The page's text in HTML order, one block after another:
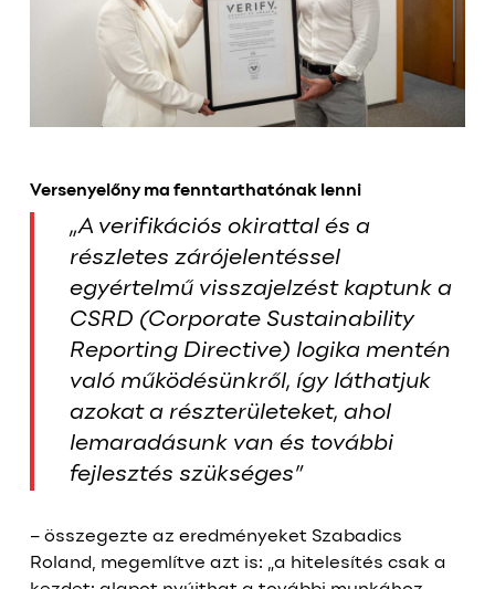
Versenyelőny ma fenntarthatónak lenni
„A verifikációs okirattal és a
részletes zárójelentéssel
egyértelmű visszajelzést kaptunk a
CSRD (Corporate Sustainability
Reporting Directive) logika mentén
való működésünkről, így láthatjuk
azokat a részterületeket, ahol
lemaradásunk van és további
fejlesztés szükséges”
– összegezte az eredményeket Szabadics
Roland, megemlítve azt is: „a hitelesítés csak a